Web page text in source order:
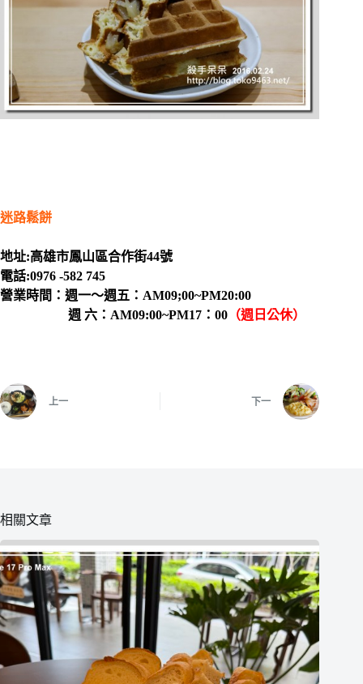
迷路鬆餅
地址:高雄市鳳山區合作街44號
電話:0976 -582 745
營業時間：週一～週五：AM09;00~PM20:00
週 六：AM09:00~PM17：00 （週日公休）
上一 下一
相關文章